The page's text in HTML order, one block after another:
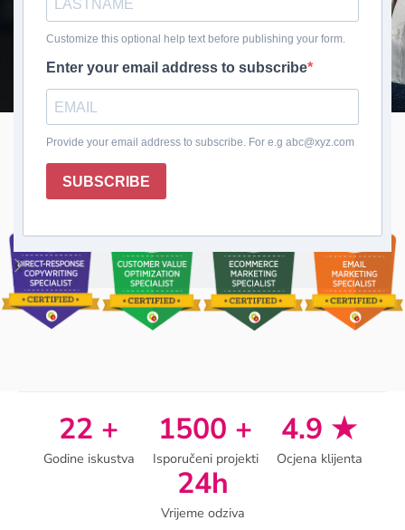
22 +
Godine iskustva
1500 +
Isporučeni projekti
4.9 ★
Ocjena klijenta
24h
Vrijeme odziva